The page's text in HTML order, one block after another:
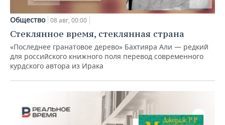
Общество 08 авг, 00:00
Стеклянное время, стеклянная страна
«Последнее гранатовое дерево» Бахтияра Али — редкий
для российского книжного поля перевод современного
курдского автора из Ирака